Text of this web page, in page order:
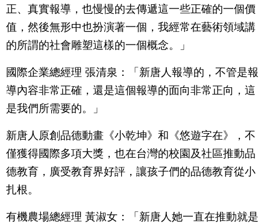
正、真實報導，也慢慢的去傳遞這一些正確的一個價
值，然後無形中也扮演著一個，我經常在藝術領域講
的所謂的社會雕塑這樣的一個概念。」
國際企業總經理 張清泉：「新唐人報導的，不管是報
導內容非常正確，還是這個報導的面向非常正向，這
是我們所需要的。」
新唐人原創品德動畫《小乾坤》和《悠遊字在》，不
僅獲得國際多項大獎，也在台灣的校園及社區推動品
德教育，廣受教育界好評，讓孩子們的品德教育從小
扎根。
有機農場總經理 黃淑女：「新唐人她一直在推動就是